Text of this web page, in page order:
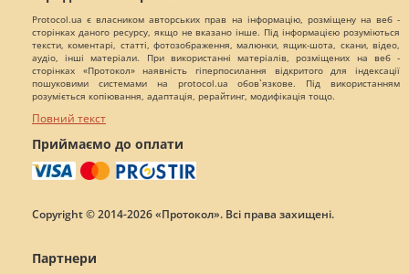
Protocol.ua є власником авторських прав на інформацію, розміщену на веб -
сторінках даного ресурсу, якщо не вказано інше. Під інформацією розуміються
тексти, коментарі, статті, фотозображення, малюнки, ящик-шота, скани, відео,
аудіо, інші матеріали. При використанні матеріалів, розміщених на веб -
сторінках «Протокол» наявність гіперпосилання відкритого для індексації
пошуковими системами на protocol.ua обов`язкове. Під використанням
розуміється копіювання, адаптація, рерайтинг, модифікація тощо.
Повний текст
Приймаємо до оплати
Copyright © 2014-2026 «Протокол». Всі права захищені.
Партнери